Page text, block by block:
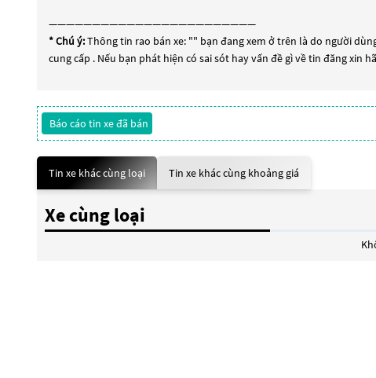
————————————————————————
* Chú ý:Thông tin rao bán xe: "" bạn đang xem ở trên là do người
cung cấp . Nếu bạn phát hiện có sai sót hay vấn đề gì về tin đăng xin
Báo cáo tin xe đã bán
Tin xe khác cùng loại Tin xe khác cùng khoảng giá
Xe cùng loại